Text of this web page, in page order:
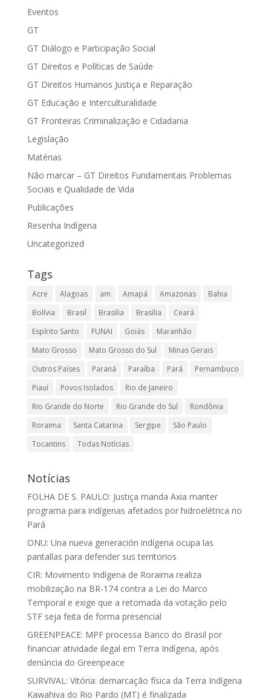
Eventos
GT
GT Diálogo e Participação Social
GT Direitos e Políticas de Saúde
GT Direitos Humanos Justiça e Reparação
GT Educação e Interculturalidade
GT Fronteiras Criminalização e Cidadania
Legislação
Matérias
Não marcar – GT Direitos Fundamentais Problemas
Sociais e Qualidade de Vida
Publicações
Resenha Indígena
Uncategorized
Tags
Acre Alagoas am Amapá Amazonas
Bahia
Bolívia
Brasil Brasilia Brasília
Ceará
Espírito Santo
FUNAI Goiás
Maranhão
Mato Grosso
Mato Grosso do Sul
Minas Gerais
Outros Países
Paraná Paraíba Pará
Pernambuco
Piauí
Povos Isolados
Rio de Janeiro
Rio Grande do Norte
Rio Grande do Sul
Rondônia
Roraima
Santa Catarina Sergipe
São Paulo
Tocantins
Todas Notícias
Notícias
FOLHA DE S. PAULO: Justiça manda Axia manter
programa para indígenas afetados por hidroelétrica no
Pará
ONU: Una nueva generación indígena ocupa las
pantallas para defender sus territorios
CIR: Movimento Indígena de Roraima realiza
mobilização na BR-174 contra a Lei do Marco
Temporal e exige que a retomada da votação pelo
STF seja feita de forma presencial
GREENPEACE: MPF processa Banco do Brasil por
financiar atividade ilegal em Terra Indígena, após
denúncia do Greenpeace
SURVIVAL: Vitória: demarcação física da Terra Indígena
Kawahiva do Rio Pardo (MT) é finalizada